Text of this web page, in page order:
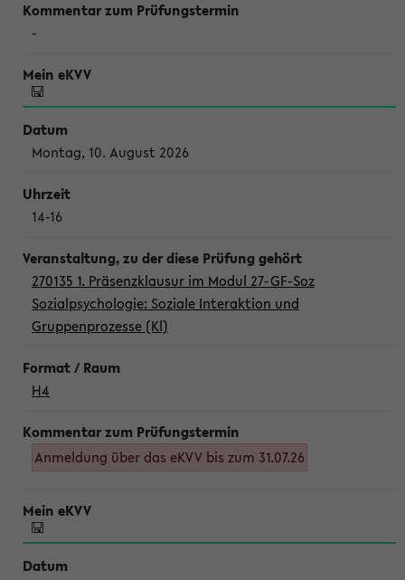
-
Montag, 10. August 2026
14-16
270135 1. Präsenzklausur im Modul 27-GF-Soz
Sozialpsychologie: Soziale Interaktion und
Gruppenprozesse (Kl)
H4
Anmeldung über das eKVV bis zum 31.07.26